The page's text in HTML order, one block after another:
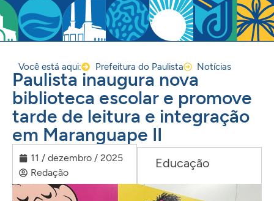
Você está aqui: Prefeitura do Paulista Notícias
Paulista inaugura nova
biblioteca escolar e promove
tarde de leitura e integração
em Maranguape II
11 / dezembro / 2025
Redação
Educação